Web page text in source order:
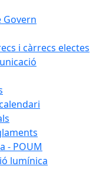
Govern
i càrrecs electes
- POUM
lumínica